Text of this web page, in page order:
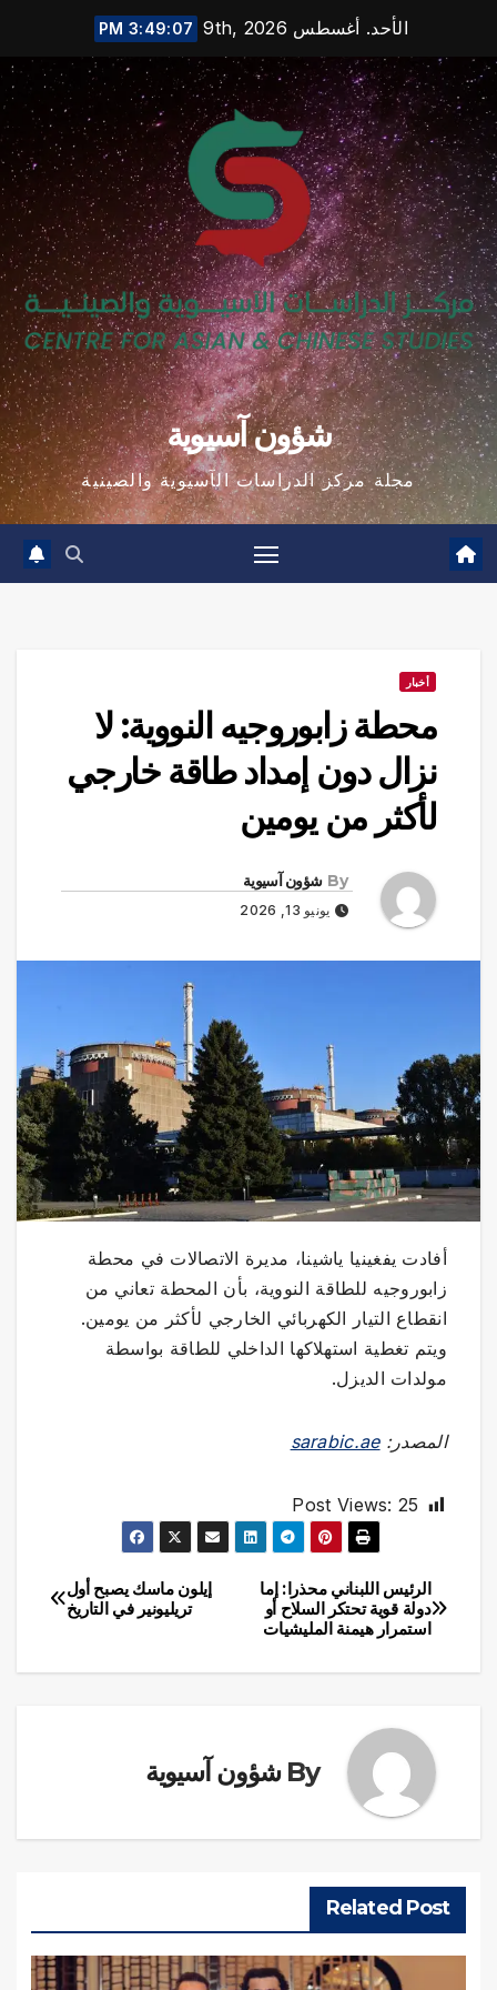
content
الأحد. أغسطس 9th, 2026 3:49:08 PM
شؤون آسيوية
مجلة مركز الدراسات الآسيوية والصينية
أخبار
محطة زابوروجيه النووية: لا
نزال دون إمداد طاقة خارجي
لأكثر من يومين
By شؤون آسيوية
يونيو 13, 2026
أفادت يفغينيا ياشينا، مديرة الاتصالات في محطة
زابوروجيه للطاقة النووية، بأن المحطة تعاني من
انقطاع التيار الكهربائي الخارجي لأكثر من يومين.
ويتم تغطية استهلاكها الداخلي للطاقة بواسطة
مولدات الديزل.
المصدر:sarabic.ae
Post Views: 25
تصفّح
المقالات
إيلون ماسك يصبح أول
تريليونير في التاريخ
الرئيس اللبناني محذرا: إما
دولة قوية تحتكر السلاح أو
استمرار هيمنة المليشيات
By شؤون آسيوية
Related Post